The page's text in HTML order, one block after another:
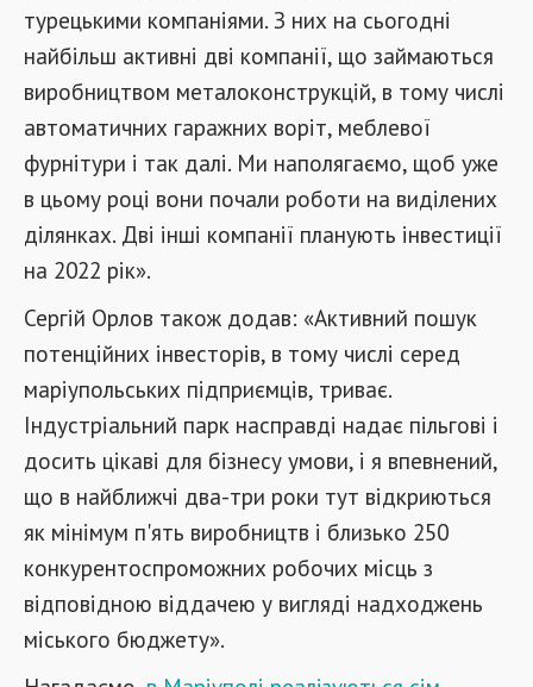
турецькими компаніями. З них на сьогодні
найбільш активні дві компанії, що займаються
виробництвом металоконструкцій, в тому числі
автоматичних гаражних воріт, меблевої
фурнітури і так далі. Ми наполягаємо, щоб уже
в цьому році вони почали роботи на виділених
ділянках. Дві інші компанії планують інвестиції
на 2022 рік».
Сергій Орлов також додав: «Активний пошук
потенційних інвесторів, в тому числі серед
маріупольських підприємців, триває.
Індустріальний парк насправді надає пільгові і
досить цікаві для бізнесу умови, і я впевнений,
що в найближчі два-три роки тут відкриються
як мінімум п'ять виробництв і близько 250
конкурентоспроможних робочих місць з
відповідною віддачею у вигляді надходжень
міського бюджету».